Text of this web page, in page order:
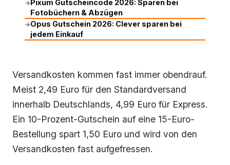
→Pixum Gutscheincode 2026: Sparen bei
Fotobüchern & Abzügen
→Opus Gutschein 2026: Clever sparen bei
jedem Einkauf
Versandkosten kommen fast immer obendrauf.
Meist 2,49 Euro für den Standardversand
innerhalb Deutschlands, 4,99 Euro für Express.
Ein 10-Prozent-Gutschein auf eine 15-Euro-
Bestellung spart 1,50 Euro und wird von den
Versandkosten fast aufgefressen.